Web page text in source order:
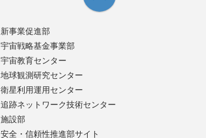
新事業促進部
宇宙戦略基金事業部
宇宙教育センター
地球観測研究センター
衛星利用運用センター
追跡ネットワーク技術センター
施設部
安全・信頼性推進部サイト